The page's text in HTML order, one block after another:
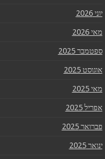
יוני 2026
מאי 2026
ספטמבר 2025
אוגוסט 2025
מאי 2025
אפריל 2025
פברואר 2025
ינואר 2025